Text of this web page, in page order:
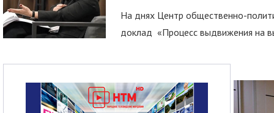
На днях Центр общественно-
доклад «Процесс выдвижения на